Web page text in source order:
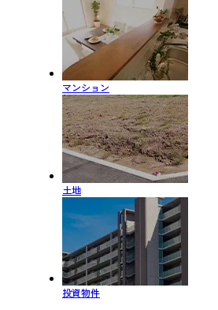
マンション
土地
投資物件